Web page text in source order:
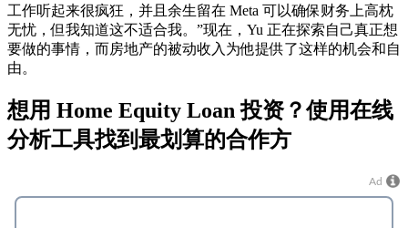
工作听起来很疯狂，并且余生留在 Meta 可以确保财务上高枕
无忧，但我知道这不适合我。”现在，Yu 正在探索自己真正想
要做的事情，而房地产的被动收入为他提供了这样的机会和自
由。
想用 Home Equity Loan 投资？使用在线
分析工具找到最划算的合作方
Ad